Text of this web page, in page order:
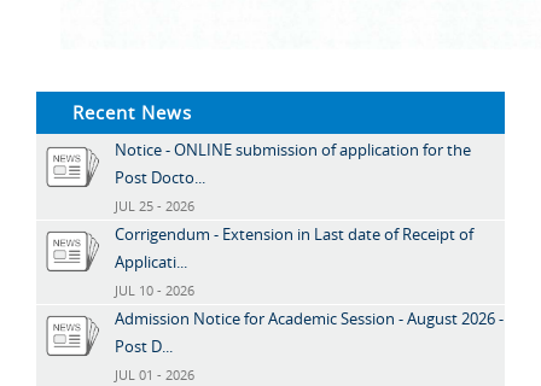
Recent News
Notice - ONLINE submission of application for the
Post Docto...
JUL 25 - 2026
Corrigendum - Extension in Last date of Receipt of
Applicati...
JUL 10 - 2026
Admission Notice for Academic Session - August 2026 -
Post D...
JUL 01 - 2026